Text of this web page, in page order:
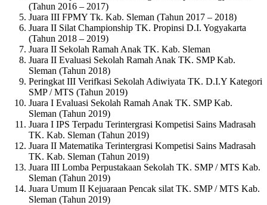
(Tahun 2016 – 2017)
Juara III FPMY Tk. Kab. Sleman (Tahun 2017 – 2018)
Juara II Silat Championship TK. Propinsi D.I. Yogyakarta
(Tahun 2018 – 2019)
Juara II Sekolah Ramah Anak TK. Kab. Sleman
Juara II Evaluasi Sekolah Ramah Anak TK. SMP Kab.
Sleman (Tahun 2018)
Peringkat III Verifkasi Sekolah Adiwiyata TK. D.I.Y Kategori
SMP / MTS (Tahun 2019)
Juara I Evaluasi Sekolah Ramah Anak TK. SMP Kab.
Sleman (Tahun 2019)
Juara I IPS Terpadu Terintergrasi Kompetisi Sains Madrasah
TK. Kab. Sleman (Tahun 2019)
Juara II Matematika Terintergrasi Kompetisi Sains Madrasah
TK. Kab. Sleman (Tahun 2019)
Juara III Lomba Perpustakaan Sekolah TK. SMP / MTS Kab.
Sleman (Tahun 2019)
Juara Umum II Kejuaraan Pencak silat TK. SMP / MTS Kab.
Sleman (Tahun 2019)